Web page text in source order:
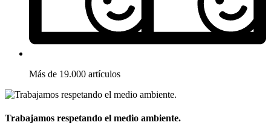
Más de 19.000 artículos
Trabajamos respetando el medio ambiente.